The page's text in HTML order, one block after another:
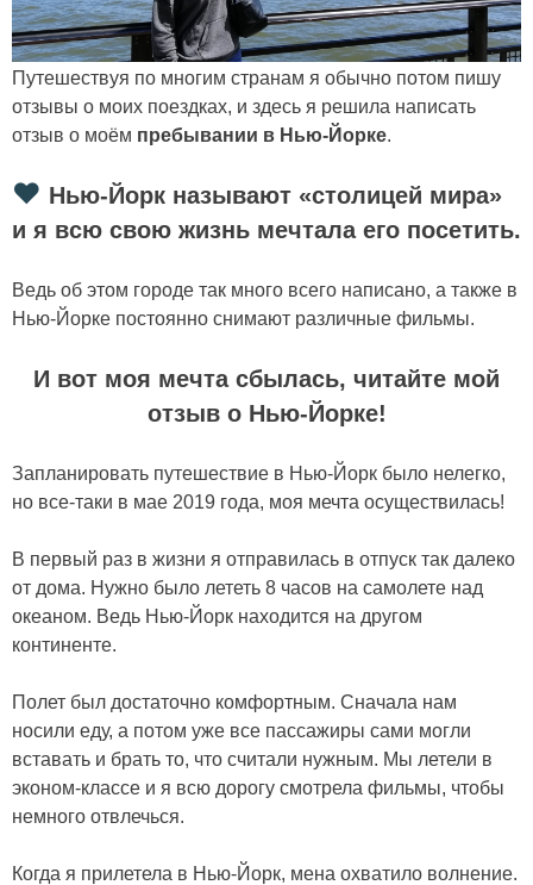
Путешествуя по многим странам я обычно потом пишу
отзывы о моих поездках, и здесь я решила написать
отзыв о моём пребывании в Нью-Йорке.
❤ Нью-Йорк называют «столицей мира»
и я всю свою жизнь мечтала его посетить.
Ведь об этом городе так много всего написано, а также в
Нью-Йорке постоянно снимают различные фильмы.
И вот моя мечта сбылась, читайте мой
отзыв о Нью-Йорке!
Запланировать путешествие в Нью-Йорк было нелегко,
но все-таки в мае 2019 года, моя мечта осуществилась!
В первый раз в жизни я отправилась в отпуск так далеко
от дома. Нужно было лететь 8 часов на самолете над
океаном. Ведь Нью-Йорк находится на другом
континенте.
Полет был достаточно комфортным. Сначала нам
носили еду, а потом уже все пассажиры сами могли
вставать и брать то, что считали нужным. Мы летели в
эконом-классе и я всю дорогу смотрела фильмы, чтобы
немного отвлечься.
Когда я прилетела в Нью-Йорк, мена охватило волнение.